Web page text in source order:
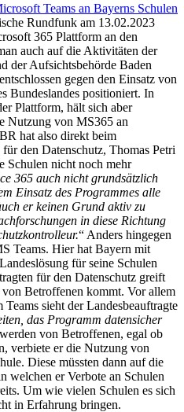
Teams an Bayerns Schulen
Rundfunk am 13.02.2023
365 Plattform an den
auch auf die Aktivitäten der
der Aufsichtsbehörde Baden
gegen den Einsatz von
Bundeslandes positioniert. In
Plattform, hält sich aber
Nutzung von MS365 an
hat also direkt beim
den Datenschutz, Thomas Petri
Schulen nicht noch mehr
365 auch nicht grundsätzlich
Einsatz des Programmes alle
er keinen Grund aktiv zu
in diese Richtung
“ Anders hingegen
Teams. Hier hat Bayern mit
für seine Schulen
für den Datenschutz greift
Betroffenen kommt. Vor allem
sieht der Landesbeauftragte
das Programm datensicher
von Betroffenen, egal ob
verbiete er die Nutzung von
Diese müssten dann auf die
welchen er Verbote an Schulen
Um wie vielen Schulen es sich
in Erfahrung bringen.